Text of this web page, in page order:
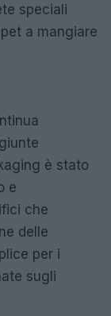
speciali
a mangiare
è stato
e
che
delle
per i
sugli